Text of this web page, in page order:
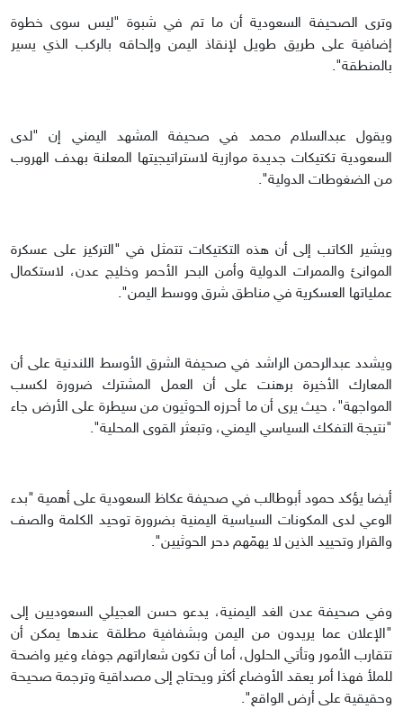
وترى الصحيفة السعودية أن ما تم في شبوة "ليس سوى خطوة
إضافية على طريق طويل لإنقاذ اليمن وإلحاقه بالركب الذي يسير
بالمنطقة".
ويقول عبدالسلام محمد في صحيفة المشهد اليمني إن "لدى
السعودية تكتيكات جديدة موازية لاستراتيجيتها المعلنة بهدف الهروب
من الضغوطات الدولية".
ويشير الكاتب إلى أن هذه التكتيكات تتمثل في "التركيز على عسكرة
الموانئ والممرات الدولية وأمن البحر الأحمر وخليج عدن، لاستكمال
عملياتها العسكرية في مناطق شرق ووسط اليمن".
ويشدد عبدالرحمن الراشد في صحيفة الشرق الأوسط اللندنية على أن
المعارك الأخيرة برهنت على أن العمل المشترك ضرورة لكسب
المواجهة"، حيث يرى أن ما أحرزه الحوثيون من سيطرة على الأرض جاء
"نتيجة التفكك السياسي اليمني، وتبعثر القوى المحلية".
أيضا يؤكد حمود أبوطالب في صحيفة عكاظ السعودية على أهمية "بدء
الوعي لدى المكونات السياسية اليمنية بضرورة توحيد الكلمة والصف
والقرار وتحييد الذين لا يهمّهم دحر الحوثيين".
وفي صحيفة عدن الغد اليمنية، يدعو حسن العجيلي السعوديين إلى
"الإعلان عما يريدون من اليمن وبشفافية مطلقة عندها يمكن أن
تتقارب الأمور وتأتي الحلول، أما أن تكون شعاراتهم جوفاء وغير واضحة
للملأ فهذا أمر يعقد الأوضاع أكثر ويحتاج إلى مصداقية وترجمة صحيحة
وحقيقية على أرض الواقع".